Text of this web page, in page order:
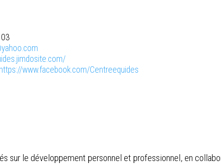
https://www.facebook.com/Centreequides
sur le développement personnel et professionnel, en